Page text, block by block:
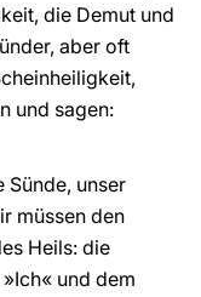
die Demut und
aber oft
und sagen:
Sünde, unser
müssen den
Heils: die
und dem